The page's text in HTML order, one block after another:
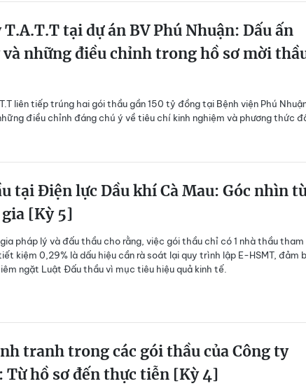
T.A.T.T tại dự án BV Phú Nhuận: Dấu ấn
những điều chỉnh trong hồ sơ mời
liên tiếp trúng hai gói thầu gần 150 tỷ đồng tại Bệnh viện Phú
điều chỉnh đáng chú ý về tiêu chí kinh nghiệm và phương thức
tại Điện lực Dầu khí Cà Mau: Góc nhìn
[Kỳ 5]
pháp lý và đấu thầu cho rằng, việc gói thầu chỉ có 1 nhà thầu tham
kiệm 0,29% là dấu hiệu cần rà soát lại quy trình lập E-HSMT, đảm
ngặt Luật Đấu thầu vì mục tiêu hiệu quả kinh tế.
tranh trong các gói thầu của Công ty
Từ hồ sơ đến thực tiễn [Kỳ 4]